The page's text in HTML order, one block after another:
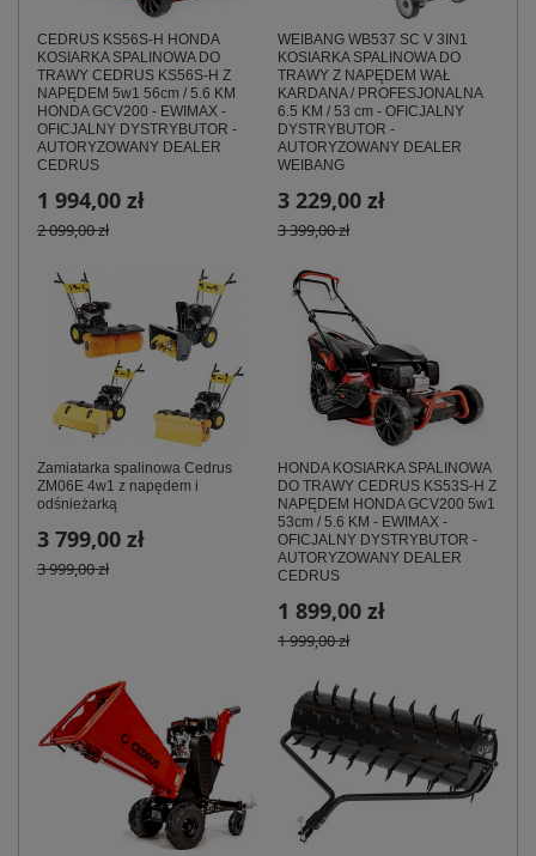
CEDRUS KS56S-H HONDA
KOSIARKA SPALINOWA DO
TRAWY CEDRUS KS56S-H Z
NAPĘDEM 5w1 56cm / 5.6 KM
HONDA GCV200 - EWIMAX -
OFICJALNY DYSTRYBUTOR -
AUTORYZOWANY DEALER
CEDRUS
1 994,00 zł
2 099,00 zł
WEIBANG WB537 SC V 3IN1
KOSIARKA SPALINOWA DO
TRAWY Z NAPĘDEM WAŁ
KARDANA / PROFESJONALNA
6.5 KM / 53 cm - OFICJALNY
DYSTRYBUTOR -
AUTORYZOWANY DEALER
WEIBANG
3 229,00 zł
3 399,00 zł
Zamiatarka spalinowa Cedrus
ZM06E 4w1 z napędem i
odśnieżarką
3 799,00 zł
3 999,00 zł
HONDA KOSIARKA SPALINOWA
DO TRAWY CEDRUS KS53S-H Z
NAPĘDEM HONDA GCV200 5w1
53cm / 5.6 KM - EWIMAX -
OFICJALNY DYSTRYBUTOR -
AUTORYZOWANY DEALER
CEDRUS
1 899,00 zł
1 999,00 zł